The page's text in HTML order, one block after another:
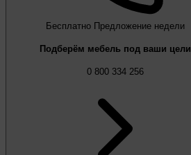
Бесплатно Предложение недели
Подберём мебель под ваши цели
0 800 334 256